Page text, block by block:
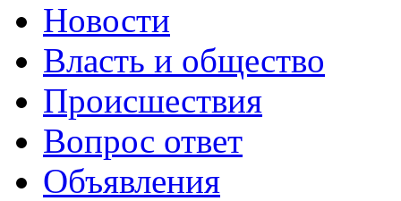
Новости
Власть и общество
Происшествия
Вопрос ответ
Объявления